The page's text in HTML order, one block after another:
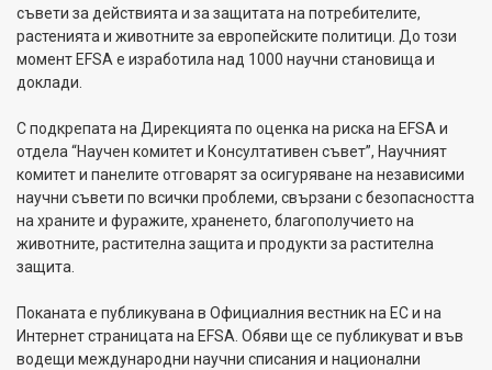
съвети за действията и за защитата на потребителите,
растенията и животните за европейските политици До този
момент EFSA е изработила над 1000 научни становища и
доклади
С подкрепата на Дирекцията по оценка на риска на EFSA и
отдела “Научен комитет и Консултативен съвет”, Научният
комитет и панелите отговарят за осигуряване на независими
научни съвети по всички проблеми, свързани с безопасността
на храните и фуражите, храненето, благополучието на
животните, растителна защита и продукти за растителна
защита
Поканата е публикувана в Официалния вестник на ЕС и на
Интернет страницата на EFSA Обяви ще се публикуват и във
водещи международни научни списания и национални